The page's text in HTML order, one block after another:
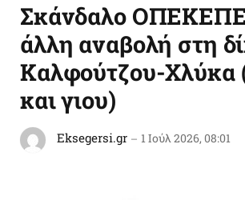
Σκάνδαλο
άλλη αναβολή στη
Καλφούτζου-Χλύκα
και γιου)
Eksegersi.gr 1 Ιούλ 2026, 08:01